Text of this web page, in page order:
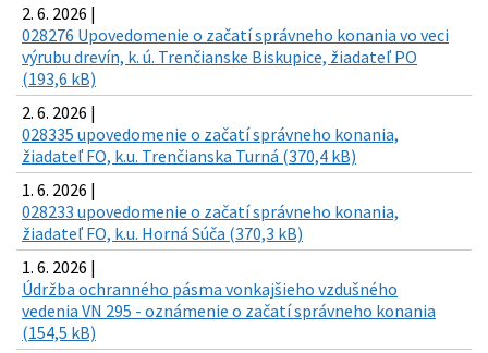
2. 6. 2026 |
028276 Upovedomenie o začatí správneho konania vo veci
výrubu drevín, k. ú. Trenčianske Biskupice, žiadateľ PO
(193,6 kB)
2. 6. 2026 |
028335 upovedomenie o začatí správneho konania,
žiadateľ FO, k.u. Trenčianska Turná (370,4 kB)
1. 6. 2026 |
028233 upovedomenie o začatí správneho konania,
žiadateľ FO, k.u. Horná Súča (370,3 kB)
1. 6. 2026 |
Údržba ochranného pásma vonkajšieho vzdušného
vedenia VN 295 - oznámenie o začatí správneho konania
(154,5 kB)